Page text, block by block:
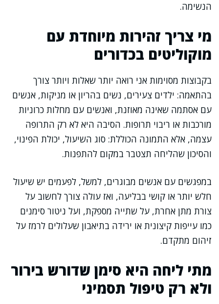
הנשימה.
מי צריך זהירות מיוחדת עם
מוקוליטים בכדורים
בקבוצות מסוימות אני רואה יותר שאלות ויותר צורך
בהתאמה: ילדים צעירים, נשים בהריון או מניקות, אנשים
עם אסתמה שאינה מאוזנת, ואנשים עם מחלות כרוניות
מורכבות או ריבוי תרופות. הסיבה היא לא רק התרופה
עצמה, אלא התמונה הכוללת: סוג השיעול, יכולת הפינוי,
והסיכון שהליחה תצטבר במקום להתפנות.
במפגשים עם אנשים מבוגרים, למשל, לפעמים יש שיעול
חלש יותר או קושי בבליעה, ואז עולה צורך לחשוב על
צורת מתן אחרת, על שתייה מספקת, ועל ניטור סימנים
כמו עייפות קיצונית או ירידה בתיאבון שעלולים לרמז על
זיהום מתקדם.
מתי ליחה היא סימן שדורש בירור
ולא רק טיפול תסמיני